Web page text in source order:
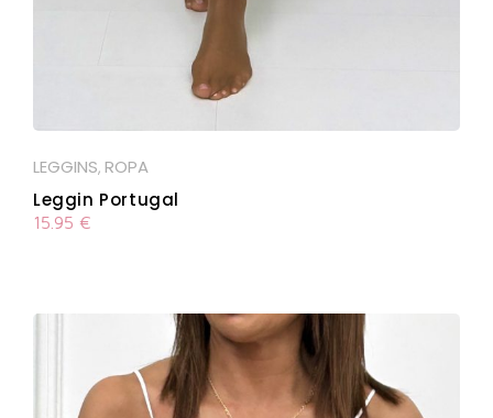
LEGGINS, ROPA
Leggin Portugal
15.95 €